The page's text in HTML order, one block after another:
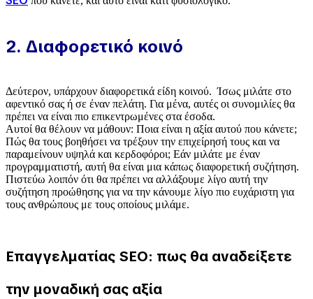
2. Διαφορετικό κοινό
Δεύτερον, υπάρχουν διαφορετικά είδη κοινού. Ίσως μιλάτε στο
αφεντικό σας ή σε έναν πελάτη. Για μένα, αυτές οι συνομιλίες θα
πρέπει να είναι πιο επικεντρωμένες στα έσοδα.
Αυτοί θα θέλουν να μάθουν: Ποια είναι η αξία αυτού που κάνετε;
Πώς θα τους βοηθήσει να τρέξουν την επιχείρησή τους και να
παραμείνουν υψηλά και κερδοφόροι; Εάν μιλάτε με έναν
προγραμματιστή, αυτή θα είναι μια κάπως διαφορετική συζήτηση.
Πιστεύω λοιπόν ότι θα πρέπει να αλλάξουμε λίγο αυτή την
συζήτηση προώθησης για να την κάνουμε λίγο πιο ευχάριστη για
τους ανθρώπους με τους οποίους μιλάμε.
Eπαγγελματίας SEO: πως θα αναδείξετε
την μοναδική σας αξία